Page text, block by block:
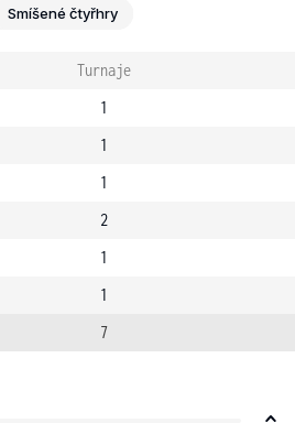
Smíšené čtyřhry
Turnaje
1
1
1
2
1
1
7